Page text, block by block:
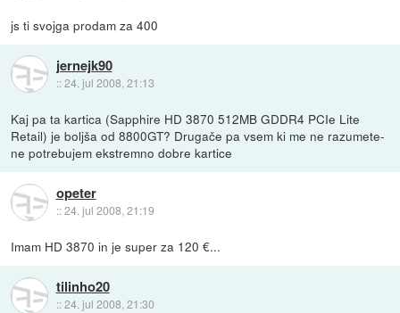
js ti svojga prodam za 400
jernejk90
::24. jul 2008, 21:13
Kaj pa ta kartica (Sapphire HD 3870 512MB GDDR4 PCIe Lite
Retail) je boljša od 8800GT? Drugače pa vsem ki me ne razumete-
ne potrebujem ekstremno dobre kartice
opeter
::24. jul 2008, 21:19
Imam HD 3870 in je super za 120 €...
tilinho20
::24. jul 2008, 21:30